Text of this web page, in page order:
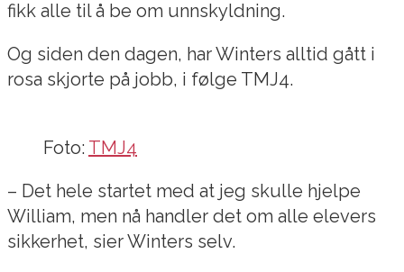
fikk alle til å be om unnskyldning.
Og siden den dagen, har Winters alltid gått i
rosa skjorte på jobb, i følge TMJ4.
Foto: TMJ4
– Det hele startet med at jeg skulle hjelpe
William, men nå handler det om alle elevers
sikkerhet, sier Winters selv.